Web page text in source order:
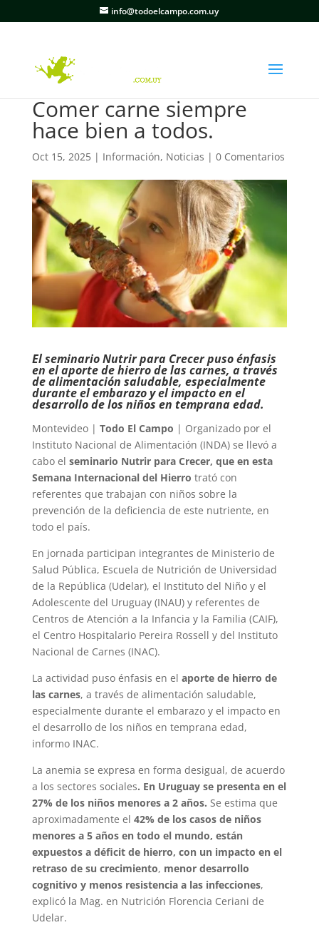
info@todoelcampo.com.uy
Comer carne siempre
hace bien a todos.
Oct 15, 2025| Información, Noticias | 0 Comentarios
El seminario Nutrir para Crecer puso énfasis
en el aporte de hierro de las carnes, a través
de alimentación saludable, especialmente
durante el embarazo y el impacto en el
desarrollo de los niños en temprana edad.
Montevideo | Todo El Campo | Organizado por el
Instituto Nacional de Alimentación (INDA) se llevó a
cabo el seminario Nutrir para Crecer, que en esta
Semana Internacional del Hierro trató con
referentes que trabajan con niños sobre la
prevención de la deficiencia de este nutriente, en
todo el país.
En jornada participan integrantes de Ministerio de
Salud Pública, Escuela de Nutrición de Universidad
de la República (Udelar), el Instituto del Niño y el
Adolescente del Uruguay (INAU) y referentes de
Centros de Atención a la Infancia y la Familia (CAIF),
el Centro Hospitalario Pereira Rossell y del Instituto
Nacional de Carnes (INAC).
La actividad puso énfasis en el aporte de hierro de
las carnes, a través de alimentación saludable,
especialmente durante el embarazo y el impacto en
el desarrollo de los niños en temprana edad,
informo INAC.
La anemia se expresa en forma desigual, de acuerdo
a los sectores sociales. En Uruguay se presenta en el
27% de los niños menores a 2 años. Se estima que
aproximadamente el 42% de los casos de niños
menores a 5 años en todo el mundo, están
expuestos a déficit de hierro, con un impacto en el
retraso de su crecimiento, menor desarrollo
cognitivo y menos resistencia a las infecciones,
explicó la Mag. en Nutrición Florencia Ceriani de
Udelar.